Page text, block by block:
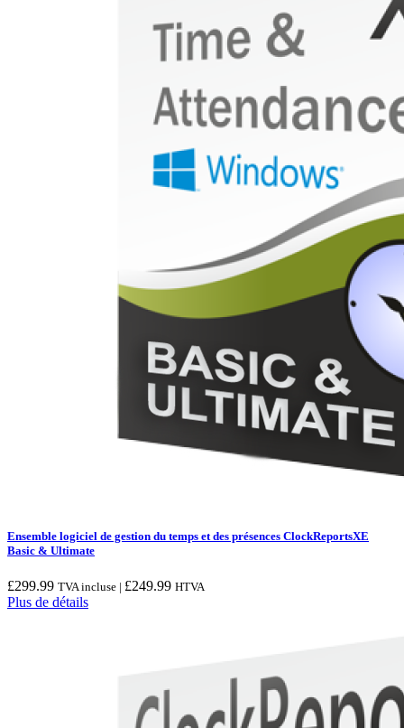
Ensemble logiciel de gestion du temps et des présences ClockReportsXE
Basic & Ultimate
£299.99 TVA incluse | £249.99 HTVA
Plus de détails